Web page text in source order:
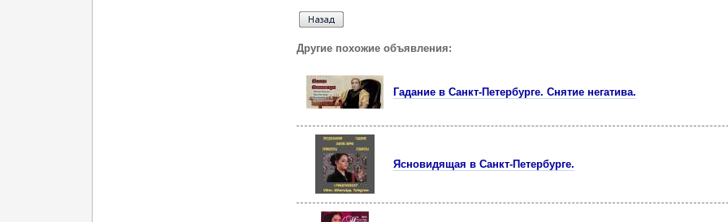
Другие похожие объявления:
Гадание в Санкт-Петербурге. Снятие негатива.
Ясновидящая в Санкт-Петербурге.